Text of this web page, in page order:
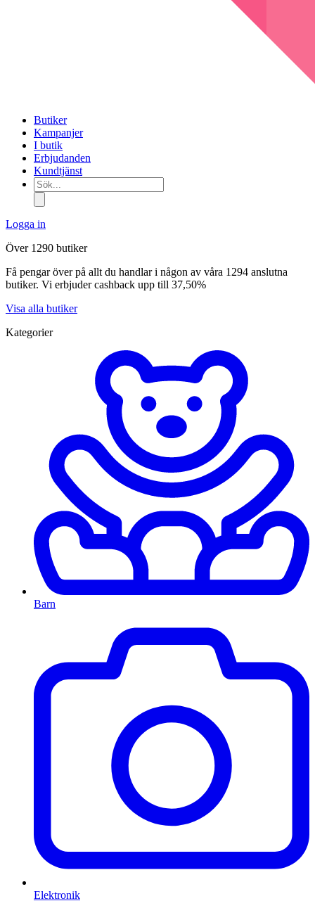
Butiker
Kampanjer
I butik
Erbjudanden
Kundtjänst
Sök...
Logga in
Över 1290 butiker
Få pengar över på allt du handlar i någon av våra 1294 anslutna
butiker. Vi erbjuder cashback upp till 37,50%
Visa alla butiker
Kategorier
Barn
Elektronik